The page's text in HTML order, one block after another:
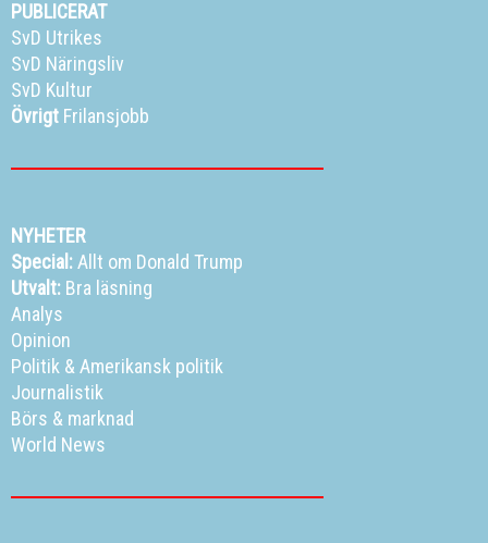
PUBLICERAT
SvD Utrikes
SvD Näringsliv
SvD Kultur
Övrigt Frilansjobb
NYHETER
Special:Allt om Donald Trump
Utvalt: Bra läsning
Analys
Opinion
Politik &Amerikansk politik
Journalistik
Börs & marknad
World News